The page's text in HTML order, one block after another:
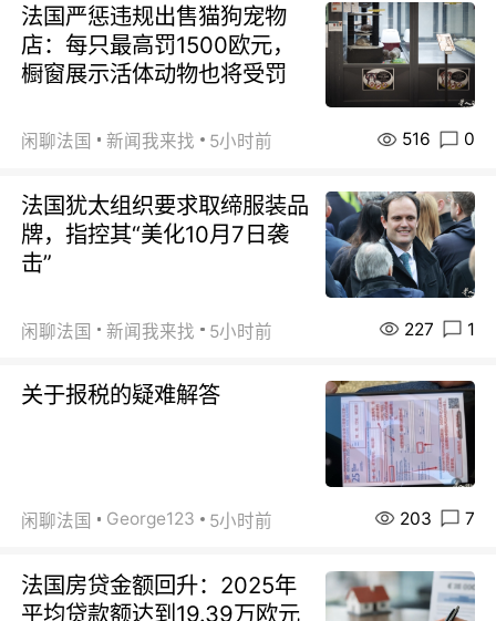
法国严惩违规出售猫狗宠物
店：每只最高罚1500欧元，
橱窗展示活体动物也将受罚
闲聊法国 新闻我来找 5小时前 516 0
法国犹太组织要求取缔服装品
牌，指控其“美化10月7日袭
击”
闲聊法国 新闻我来找 5小时前 227 1
关于报税的疑难解答
闲聊法国 George123 5小时前 203 7
法国房贷金额回升：2025年
平均贷款额达到19.39万欧元